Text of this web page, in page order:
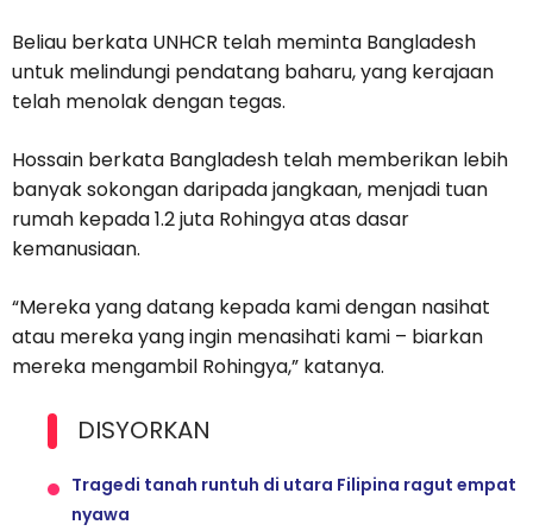
Beliau berkata UNHCR telah meminta Bangladesh
untuk melindungi pendatang baharu, yang kerajaan
telah menolak dengan tegas.
Hossain berkata Bangladesh telah memberikan lebih
banyak sokongan daripada jangkaan, menjadi tuan
rumah kepada 1.2 juta Rohingya atas dasar
kemanusiaan.
“Mereka yang datang kepada kami dengan nasihat
atau mereka yang ingin menasihati kami – biarkan
mereka mengambil Rohingya,” katanya.
DISYORKAN
Tragedi tanah runtuh di utara Filipina ragut empat
nyawa